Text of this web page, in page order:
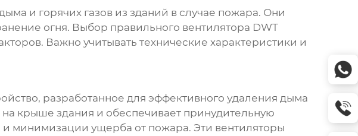
и горячих газов из зданий в случае пожара. Они
огня. Выбор правильного вентилятора DWT
Важно учитывать технические характеристики и
разработанное для эффективного удаления дыма
крыше здания и обеспечивает принудительную
и минимизации ущерба от пожара. Эти вентиляторы